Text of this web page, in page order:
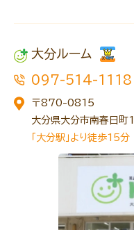
大分ルーム
097-514-1118
〒870-0815
大分県大分市南春日
「大分駅」より徒歩15分